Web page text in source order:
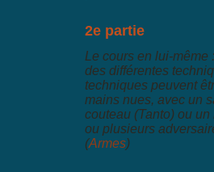
2e partie
Le cours en lui-même
des différentes
techniques peuvent
mains nues, avec un
couteau (Tanto) ou
ou plusieurs
(Armes)